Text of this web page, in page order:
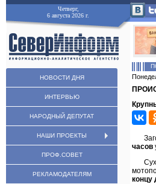
Четверг,
6 августа 2026 г.
НОВОСТИ ДНЯ
ИНТЕРВЬЮ
НАРОДНЫЙ ДЕПУТАТ
НАШИ ПРОЕКТЫ
ПРОФ.СОВЕТ
РЕКЛАМОДАТЕЛЯМ
часов
концу